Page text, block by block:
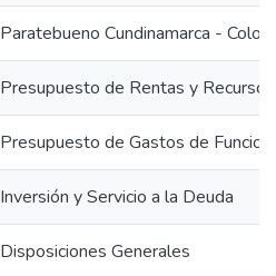
Paratebueno Cundinamarca -
Presupuesto de Rentas y
Presupuesto de Gastos de
Inversión y Servicio a la Deuda
Disposiciones Generales